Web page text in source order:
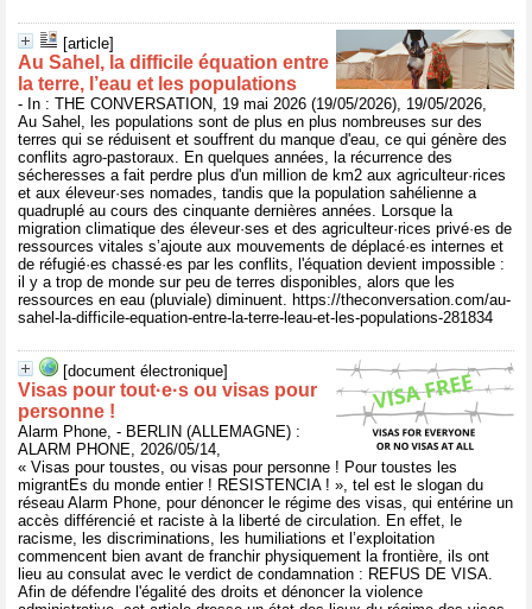
[article]
Au Sahel, la difficile équation entre
la terre, l’eau et les populations
- In : THE CONVERSATION, 19 mai 2026 (19/05/2026), 19/05/2026,
Au Sahel, les populations sont de plus en plus nombreuses sur des
terres qui se réduisent et souffrent du manque d'eau, ce qui génère des
conflits agro-pastoraux. En quelques années, la récurrence des
sécheresses a fait perdre plus d'un million de km2 aux agriculteur·rices
et aux éleveur·ses nomades, tandis que la population sahélienne a
quadruplé au cours des cinquante dernières années. Lorsque la
migration climatique des éleveur·ses et des agriculteur·rices privé·es de
ressources vitales s’ajoute aux mouvements de déplacé·es internes et
de réfugié·es chassé·es par les conflits, l'équation devient impossible :
il y a trop de monde sur peu de terres disponibles, alors que les
ressources en eau (pluviale) diminuent. https://theconversation.com/au-
sahel-la-difficile-equation-entre-la-terre-leau-et-les-populations-281834
[document électronique]
Visas pour tout·e·s ou visas pour
personne !
Alarm Phone, - BERLIN (ALLEMAGNE) :
ALARM PHONE, 2026/05/14,
« Visas pour toustes, ou visas pour personne ! Pour toustes les
migrantEs du monde entier ! RESISTENCIA ! », tel est le slogan du
réseau Alarm Phone, pour dénoncer le régime des visas, qui entérine un
accès différencié et raciste à la liberté de circulation. En effet, le
racisme, les discriminations, les humiliations et l’exploitation
commencent bien avant de franchir physiquement la frontière, ils ont
lieu au consulat avec le verdict de condamnation : REFUS DE VISA.
Afin de défendre l'égalité des droits et dénoncer la violence